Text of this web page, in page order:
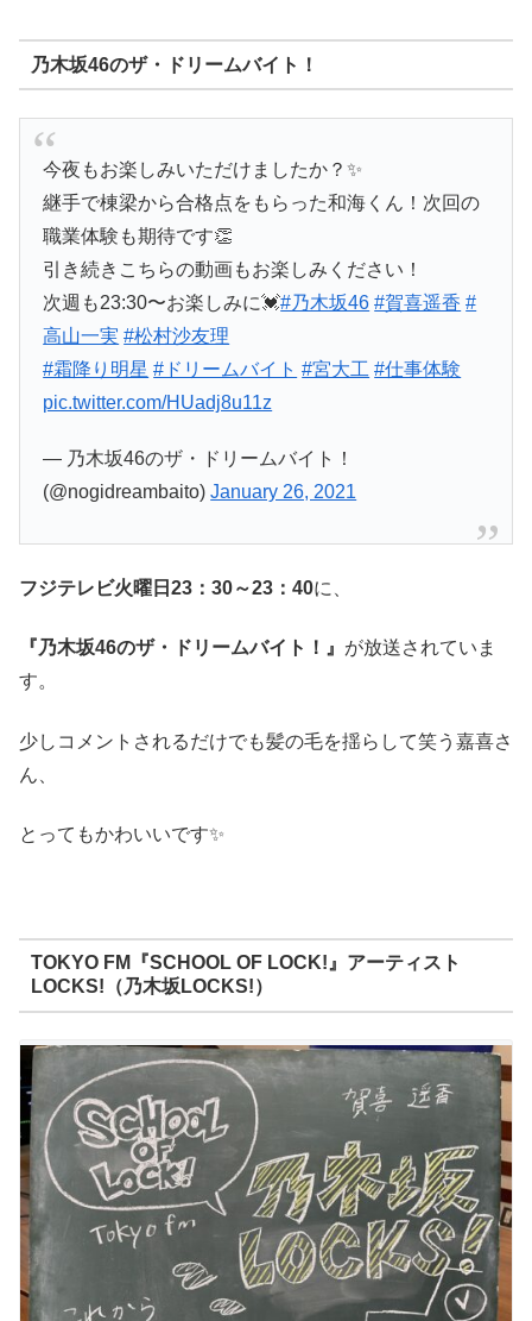
乃木坂46のザ・ドリームバイト！
今夜もお楽しみいただけましたか？✨
継手で棟梁から合格点をもらった和海くん！次回の
職業体験も期待です👏
引き続きこちらの動画もお楽しみください！
次週も23:30〜お楽しみに💓#乃木坂46 #賀喜遥香 #
高山一実 #松村沙友理
#霜降り明星 #ドリームバイト #宮大工 #仕事体験
pic.twitter.com/HUadj8u11z
— 乃木坂46のザ・ドリームバイト！
(@nogidreambaito)January 26, 2021
フジテレビ火曜日23：30～23：40に、
『乃木坂46のザ・ドリームバイト！ 』 が放送されていま
す。
少しコメントされるだけでも髪の毛を揺らして笑う嘉喜さ
ん、
とってもかわいいです✨
TOKYO FM『SCHOOL OF LOCK!』アーティスト
LOCKS!（乃木坂LOCKS!）